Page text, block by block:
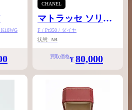
CHANEL
マトラッセ ソリテ
ール リング
F / Pt950 / ダイヤ
状態: AB
買取価格¥ 80,000